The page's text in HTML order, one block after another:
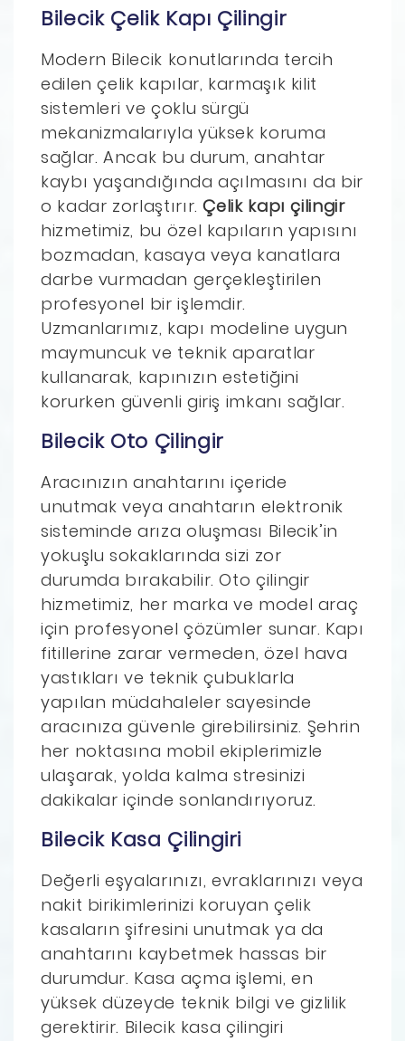
Bilecik Çelik Kapı Çilingir
Modern Bilecik konutlarında tercih
edilen çelik kapılar, karmaşık kilit
sistemleri ve çoklu sürgü
mekanizmalarıyla yüksek koruma
sağlar. Ancak bu durum, anahtar
kaybı yaşandığında açılmasını da bir
o kadar zorlaştırır.Çelik kapı çilingir
hizmetimiz, bu özel kapıların yapısını
bozmadan, kasaya veya kanatlara
darbe vurmadan gerçekleştirilen
profesyonel bir işlemdir.
Uzmanlarımız, kapı modeline uygun
maymuncuk ve teknik aparatlar
kullanarak, kapınızın estetiğini
korurken güvenli giriş imkanı sağlar.
Bilecik Oto Çilingir
Aracınızın anahtarını içeride
unutmak veya anahtarın elektronik
sisteminde arıza oluşması Bilecik’in
yokuşlu sokaklarında sizi zor
durumda bırakabilir. Oto çilingir
hizmetimiz, her marka ve model araç
için profesyonel çözümler sunar. Kapı
fitillerine zarar vermeden, özel hava
yastıkları ve teknik çubuklarla
yapılan müdahaleler sayesinde
aracınıza güvenle girebilirsiniz. Şehrin
her noktasına mobil ekiplerimizle
ulaşarak, yolda kalma stresinizi
dakikalar içinde sonlandırıyoruz.
Bilecik Kasa Çilingiri
Değerli eşyalarınızı, evraklarınızı veya
nakit birikimlerinizi koruyan çelik
kasaların şifresini unutmak ya da
anahtarını kaybetmek hassas bir
durumdur. Kasa açma işlemi, en
yüksek düzeyde teknik bilgi ve gizlilik
gerektirir. Bilecik kasa çilingiri